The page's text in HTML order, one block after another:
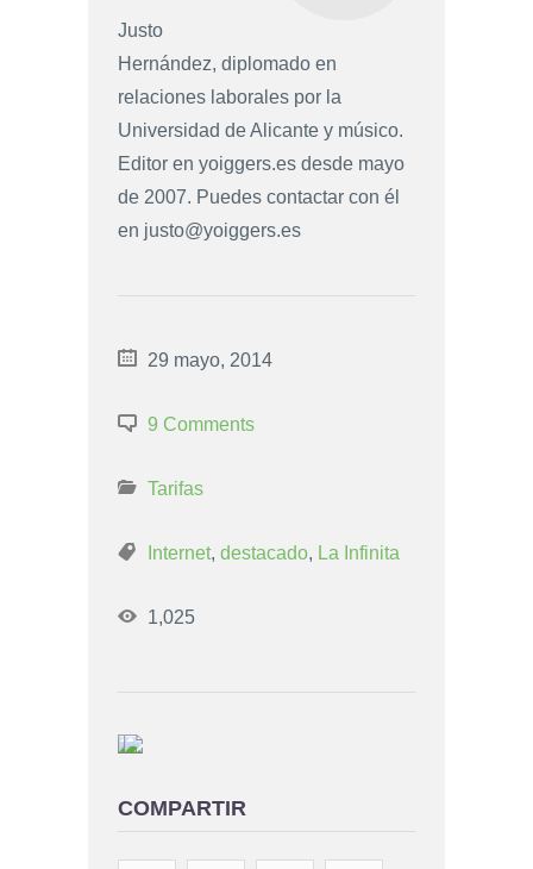
Justo
Hernández, diplomado en
relaciones laborales por la
Universidad de Alicante y músico.
Editor en yoiggers.es desde mayo
de 2007. Puedes contactar con él
en justo@yoiggers.es
29 mayo, 2014
9 Comments
Tarifas
Internet, destacado, La Infinita
1,025
COMPARTIR